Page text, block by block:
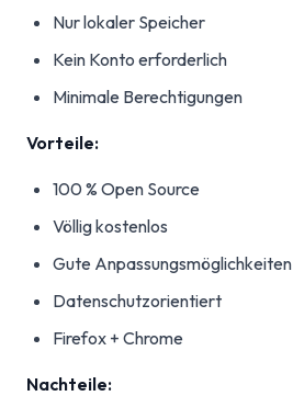
Nur lokaler Speicher
Kein Konto erforderlich
Minimale Berechtigungen
Vorteile:
100 % Open Source
Völlig kostenlos
Gute Anpassungsmöglichkeiten
Datenschutzorientiert
Firefox + Chrome
Nachteile: